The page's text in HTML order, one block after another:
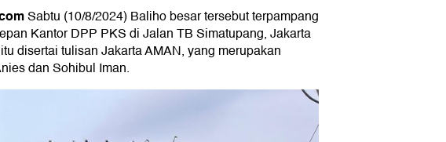
Sabtu (10/8/2024) Baliho besar tersebut terpampang
Kantor DPP PKS di Jalan TB Simatupang, Jakarta
disertai tulisan Jakarta AMAN, yang merupakan
dan Sohibul Iman.